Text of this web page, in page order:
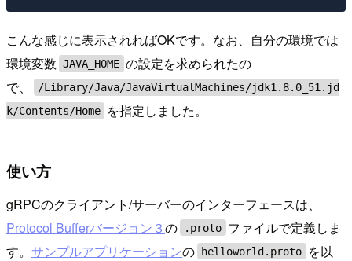
こんな感じに表示されればOKです。なお、自分の環境では
環境変数 JAVA_HOME の設定を求められたの
で、
/Library/Java/JavaVirtualMachines/jdk1.8.0_51.jd
k/Contents/Home
を指定しました。
使い方
gRPCのクライアント/サーバーのインターフェースは、
Protocol Bufferバージョン３の .proto ファイルで定義しま
す。 サンプルアプリケーションの helloworld.proto
を以